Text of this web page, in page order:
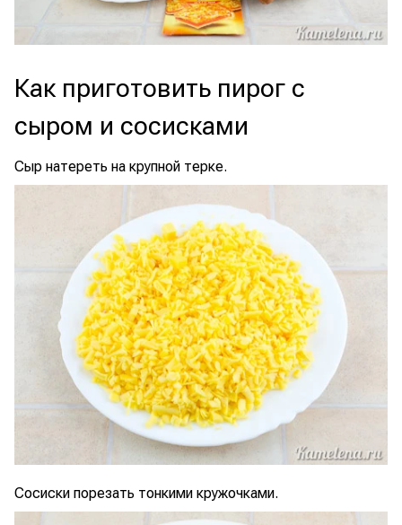
Как приготовить пирог с
сыром и сосисками
Сыр натереть на крупной терке.
Сосиски порезать тонкими кружочками.